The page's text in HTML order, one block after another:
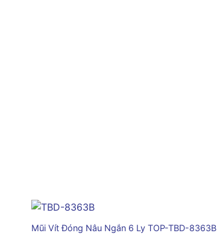
+
Mũi Vít Đóng Nâu Ngắn 6 Ly TOP-TBD-8363B